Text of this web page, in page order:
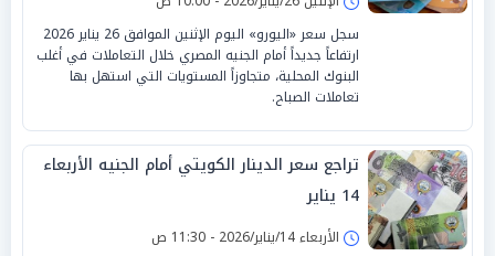
سجل سعر «اليورو» اليوم الإثنين الموافق 26 يناير 2026
ارتفاعاً جديداً أمام الجنيه المصري خلال التعاملات في أغلب
البنوك المحلية، متجاوزاً المستويات التي استهل بها
تعاملات الصباح.
تراجع سعر الدينار الكويتي أمام الجنيه الأربعاء
14 يناير
الأربعاء 14/يناير/2026 - 11:30 ص